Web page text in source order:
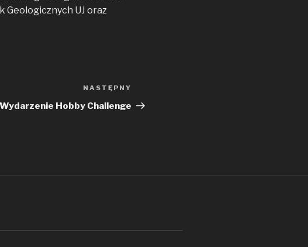
Geologicznych UJ oraz
wpis
NASTĘPNY
Wydarzenie Hobby Challenge